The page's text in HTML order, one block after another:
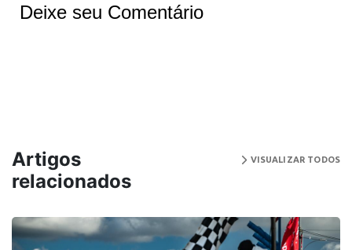
Deixe seu Comentário
Artigos
relacionados
VISUALIZAR TODOS